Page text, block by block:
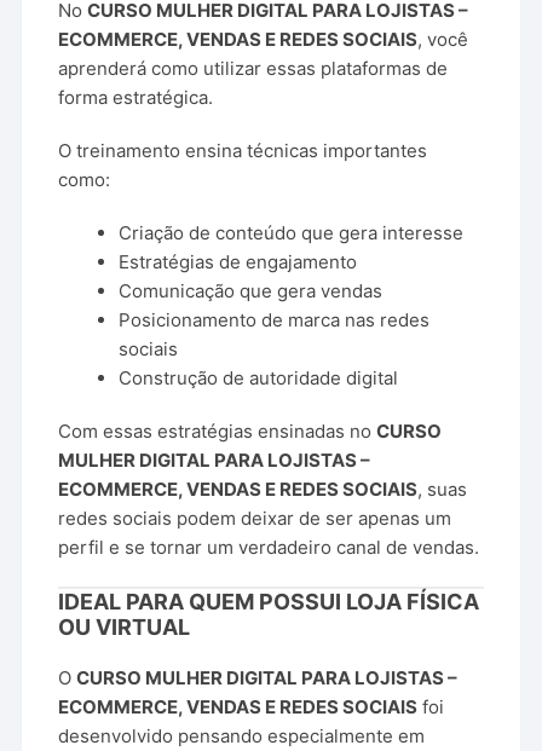
NoCURSO MULHER DIGITAL PARA LOJISTAS –
ECOMMERCE, VENDAS E REDES SOCIAIS, você
aprenderá como utilizar essas plataformas de
forma estratégica.
O treinamento ensina técnicas importantes
como:
Criação de conteúdo que gera interesse
Estratégias de engajamento
Comunicação que gera vendas
Posicionamento de marca nas redes
sociais
Construção de autoridade digital
Com essas estratégias ensinadas noCURSO
MULHER DIGITAL PARA LOJISTAS –
ECOMMERCE, VENDAS E REDES SOCIAIS, suas
redes sociais podem deixar de ser apenas um
perfil e se tornar um verdadeiro canal de vendas.
IDEAL PARA QUEM POSSUI LOJA FÍSICA
OU VIRTUAL
OCURSO MULHER DIGITAL PARA LOJISTAS –
ECOMMERCE, VENDAS E REDES SOCIAIS foi
desenvolvido pensando especialmente em